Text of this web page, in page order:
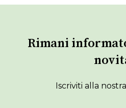
Rimani
Iscriviti alla